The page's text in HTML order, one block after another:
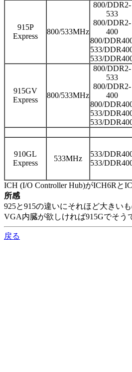
915P
Express
800/533MHz
800/DDR2-
533
800/DDR2-
400
800/
533/
533/
915GV
Express
800/533MHz
800/DDR2-
533
800/DDR2-
400
800/
533/
533/
910GL
Express
533MHz
533/
533/
ICH (I/O Controller Hub)がICH6Rと
所感
925と915の違いにそれほど大きい
VGA内臓が欲しければ915Gでそう
戻る